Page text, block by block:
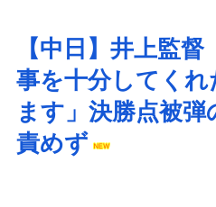
【中日】井上監
事を十分してくれ
ます」決勝点被弾
責めず